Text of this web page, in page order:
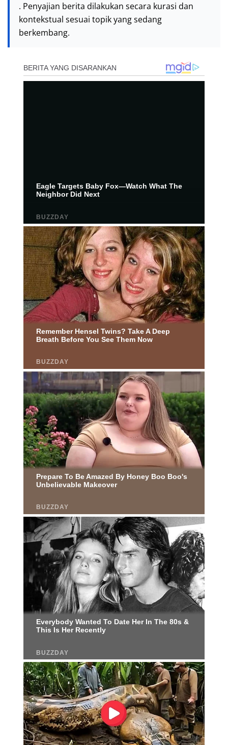
. Penyajian berita dilakukan secara kurasi dan
kontekstual sesuai topik yang sedang
berkembang.